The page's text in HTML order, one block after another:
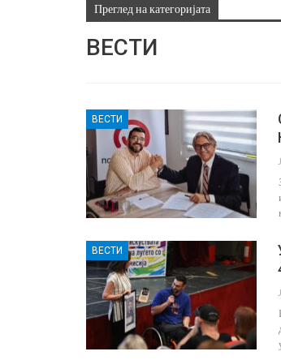
Преглед на категоријата
ВЕСТИ
ВЕСТИ
ВЕСТИ
Кога Екранот
Наместо